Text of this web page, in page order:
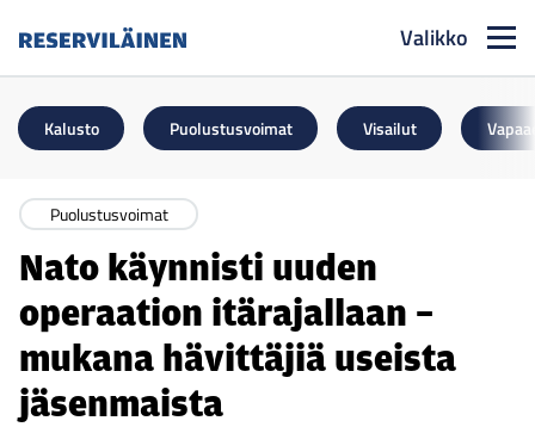
Valikko
Kalusto Puolustusvoimat Visailut
Puolustusvoimat
Nato käynnisti uuden
operaation itärajallaan –
mukana hävittäjiä useista
jäsenmaista